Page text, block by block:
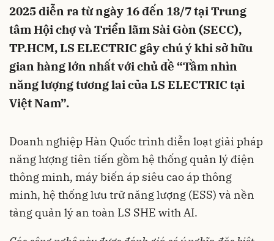
2025 diễn ra từ ngày 16 đến 18/7 tại Trung
tâm Hội chợ và Triển lãm Sài Gòn (SECC),
TP.HCM, LS ELECTRIC gây chú ý khi sở hữu
gian hàng lớn nhất với chủ đề “Tầm nhìn
năng lượng tương lai của LS ELECTRIC tại
Việt Nam”.
Doanh nghiệp Hàn Quốc trình diễn loạt giải pháp
năng lượng tiên tiến gồm hệ thống quản lý điện
thông minh, máy biến áp siêu cao áp thông
minh, hệ thống lưu trữ năng lượng (ESS) và nền
tảng quản lý an toàn LS SHE with AI.